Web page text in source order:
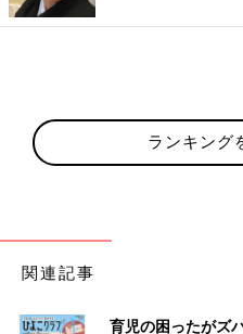
ランキング
関連記事
育児の困ったがズ